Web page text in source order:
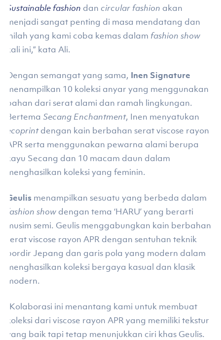
Sustainable fashion dan circular fashion akan
menjadi sangat penting di masa mendatang dan
inilah yang kami coba kemas dalam fashion show
kali ini,” kata Ali.
Dengan semangat yang sama, Inen Signature
menampilkan 10 koleksi anyar yang menggunakan
bahan dari serat alami dan ramah lingkungan.
BertemaSecang Enchantment, Inen menyatukan
ecoprintdengan kain berbahan serat viscose rayon
APR serta menggunakan pewarna alami berupa
kayu Secang dan 10 macam daun dalam
menghasilkan koleksi yang feminin.
Geulis menampilkan sesuatu yang berbeda dalam
fashion show dengan tema ‘HARU’ yang berarti
musim semi. Geulis menggabungkan kain berbahan
serat viscose rayon APR dengan sentuhan teknik
bordir Jepang dan garis pola yang modern dalam
menghasilkan koleksi bergaya kasual dan klasik
modern.
“Kolaborasi ini menantang kami untuk membuat
koleksi dari viscose rayon APR yang memiliki tekstur
yang baik tapi tetap menunjukkan ciri khas Geulis.